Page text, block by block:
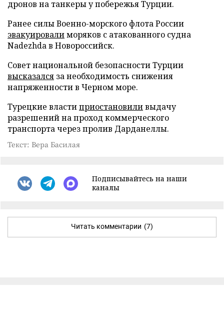
дронов на танкеры у побережья Турции.
Ранее силы Военно-морского флота России
эвакуировалиморяков с атакованного судна
Nadezhda в Новороссийск.
Совет национальной безопасности Турции
высказался за необходимость снижения
напряженности в Черном море.
Турецкие властиприостановиливыдачу
разрешений на проход коммерческого
транспорта через пролив Дарданеллы.
Текст: Вера Басилая
Подписывайтесь на наши
каналы
Читать комментарии (7)